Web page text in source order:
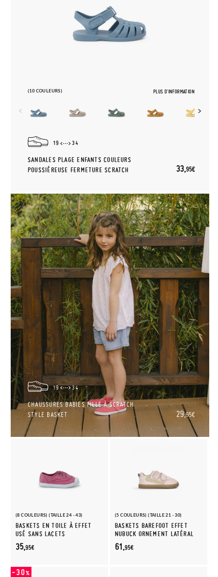
(10 COULEURS) PLUS D'INFORMATION
19 34
SANDALES PLAGE ENFANTS COULEURS
POUSSIÉREUSE FERMETURE SCRATCH
33,95€
19 34
CHAUSSURES BABIES FILLE À SCRATCH
STYLE BASKET
29,95€
(8 COULEURS) (TAILLE 24 - 43)
BASKETS EN TOILE À EFFET
USÉ SANS LACETS
35,95€
(5 COULEURS) (TAILLE 21 - 30)
BASKETS BAREFOOT EFFET
NUBUCK ORNEMENT LATÉRAL
61,95€